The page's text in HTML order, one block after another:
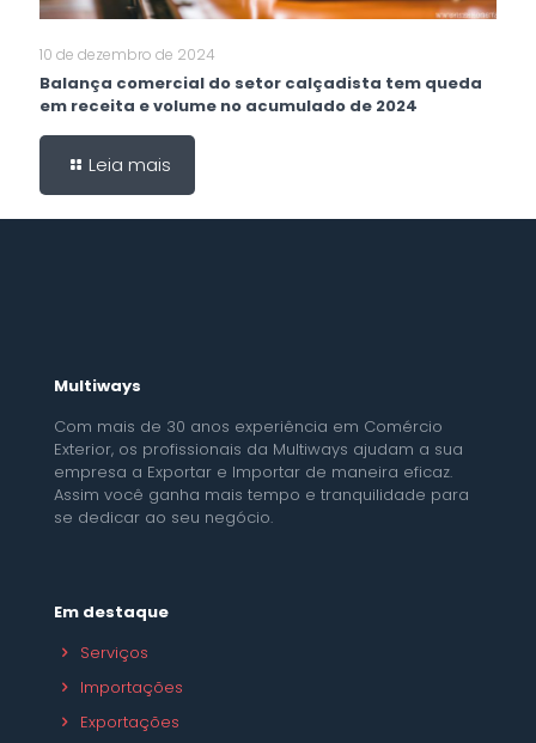
10 de dezembro de 2024
Balança comercial do setor calçadista tem queda
em receita e volume no acumulado de 2024
Leia mais
Multiways
Com mais de 30 anos experiência em Comércio
Exterior, os profissionais da Multiways ajudam a sua
empresa a Exportar e Importar de maneira eficaz.
Assim você ganha mais tempo e tranquilidade para
se dedicar ao seu negócio.
Em destaque
Serviços
Importações
Exportações